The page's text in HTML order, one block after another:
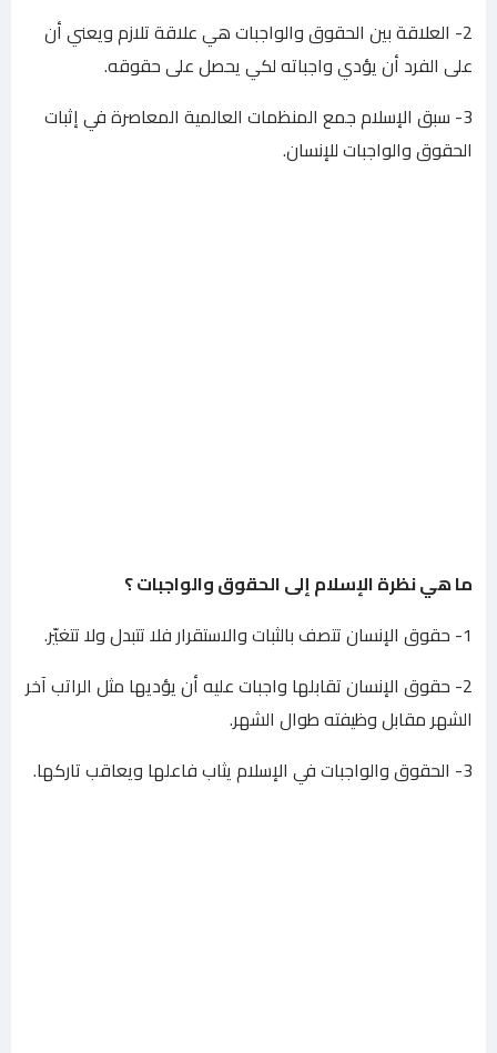
2- العلاقة بين الحقوق والواجبات هي علاقة تلازم ويعني أن
على الفرد أن يؤدي واجباته لكي يحصل على حقوقه.
3- سبق الإسلام جمع المنظمات العالمية المعاصرة في إثبات
الحقوق والواجبات للإنسان.
ما هي نظرة الإسلام إلى الحقوق والواجبات ؟
1- حقوق الإنسان تتصف بالثبات والاستقرار فلا تتبدل ولا تتغيّر.
2- حقوق الإنسان تقابلها واجبات عليه أن يؤديها مثل الراتب آخر
الشهر مقابل وظيفته طوال الشهر.
3- الحقوق والواجبات في الإسلام يثاب فاعلها ويعاقب تاركها.